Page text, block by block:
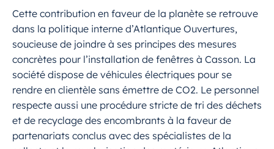
Cette contribution en faveur de la planète se retrouve
dans la politique interne d’Atlantique Ouvertures,
soucieuse de joindre à ses principes des mesures
concrètes pour l’installation de fenêtres à Casson. La
société dispose de véhicules électriques pour se
rendre en clientèle sans émettre de CO2. Le personnel
respecte aussi une procédure stricte de tri des déchets
et de recyclage des encombrants à la faveur de
partenariats conclus avec des spécialistes de la